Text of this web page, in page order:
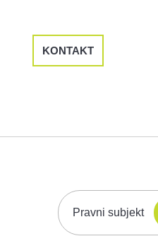
KONTAKT
Pravni subjekt